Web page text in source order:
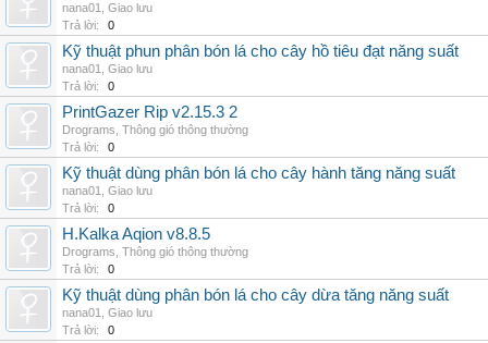
nana01
Giao lưu
Trả lời:
0
Kỹ thuật phun phân bón lá cho cây hồ tiêu đạt năng suất
nana01
Giao lưu
Trả lời:
0
PrintGazer Rip v2.15.3 2
Drograms Thông gió thông thường
Trả lời:
0
Kỹ thuật dùng phân bón lá cho cây hành tăng năng suất
nana01
Giao lưu
Trả lời:
0
H.Kalka Aqion v8.8.5
Drograms Thông gió thông thường
Trả lời:
0
Kỹ thuật dùng phân bón lá cho cây dừa tăng năng suất
nana01
Giao lưu
Trả lời:
0